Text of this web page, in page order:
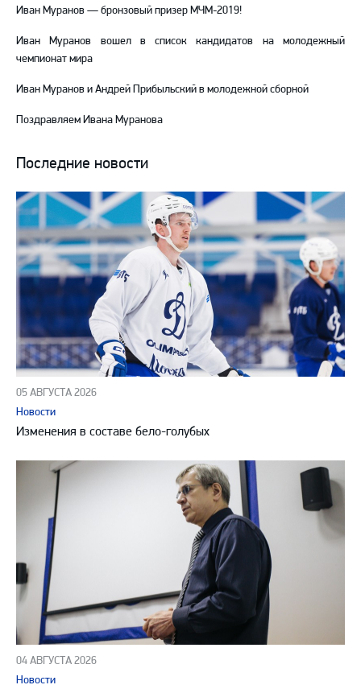
Иван Муранов — бронзовый призер МЧМ-2019!
Иван Муранов вошел в список кандидатов на молодежный
чемпионат мира
Иван Муранов и Андрей Прибыльский в молодежной сборной
Поздравляем Ивана Муранова
Последние новости
05 АВГУСТА 2026
Новости
Изменения в составе бело-голубых
04 АВГУСТА 2026
Новости